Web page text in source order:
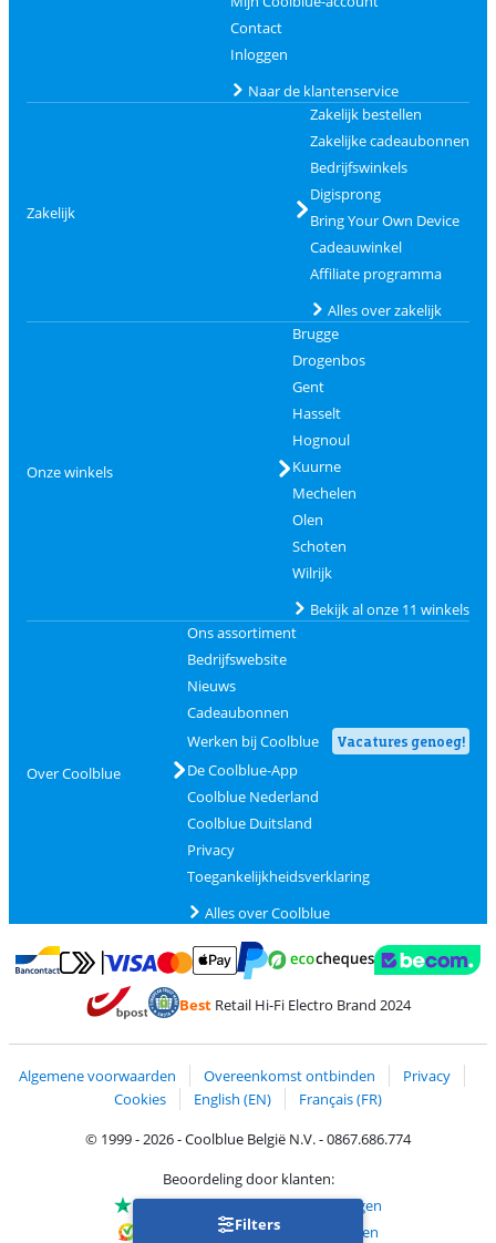
Filters
Contact
Inloggen
Naar de klantenservice
Zakelijk
Zakelijk bestellen
Zakelijke cadeaubonnen
Bedrijfswinkels
Digisprong
Bring Your Own Device
Cadeauwinkel
Affiliate programma
Alles over zakelijk
Onze winkels
Brugge
Drogenbos
Gent
Hasselt
Hognoul
Kuurne
Mechelen
Olen
Schoten
Wilrijk
Bekijk al onze 11 winkels
Over Coolblue
Ons assortiment
Bedrijfswebsite
Nieuws
Cadeaubonnen
Werken bij Coolblue
Vacatures genoeg!
De Coolblue-App
Coolblue Nederland
Coolblue Duitsland
Privacy
Toegankelijkheidsverklaring
Alles over Coolblue
Betalen met Bancontact
Betalen met MasterCard en Visa via ClickToPay
Betalen met PayPal
BestRetail Hi-Fi Electro Brand 2024
Algemene voorwaarden Overeenkomst ontbinden
Privacy
Cookies
English (EN)
Français (FR)
© 1999 - 2026 - Coolblue België N.V. - 0867.686.774
Beoordeling door klanten:
Trustpilot 4/5-75.129 beoordelingen
Kiyoh 9.1/10-68.705 beoordelingen